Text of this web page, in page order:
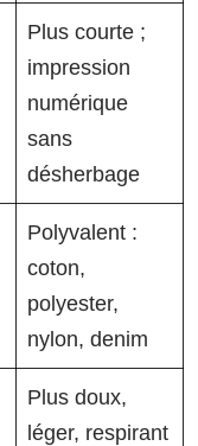
Plus courte ;
impression
numérique
sans
désherbage
Polyvalent :
coton,
polyester,
nylon, denim
Plus doux,
léger, respirant